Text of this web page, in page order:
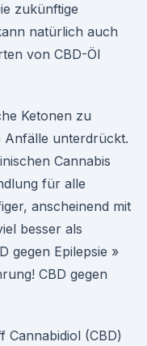
zukünftige
natürlich auch
von CBD-Öl
Ketonen zu
Anfälle unterdrückt.
Cannabis
für alle
anscheinend mit
besser als
gegen Epilepsie »
CBD gegen
Cannabidiol (CBD)